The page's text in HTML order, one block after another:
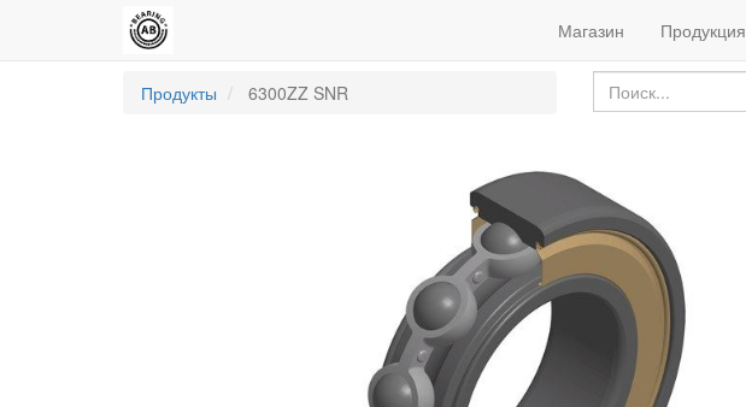
Магазин Продукция
Продукты 6300ZZ SNR